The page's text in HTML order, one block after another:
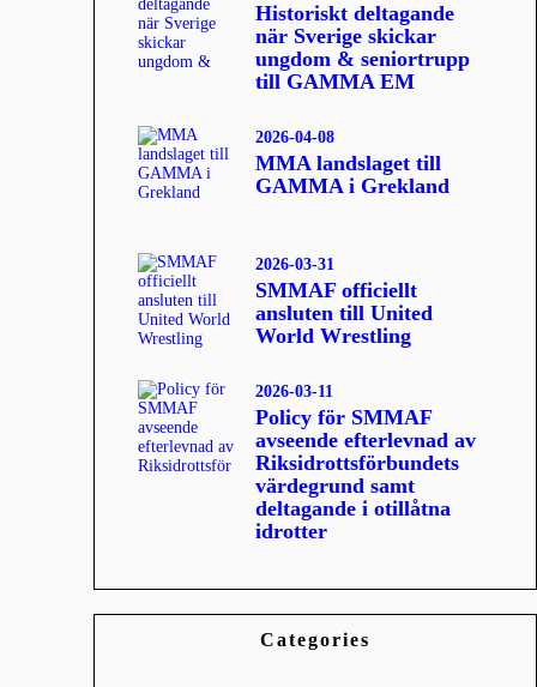
Historiskt deltagande
när Sverige skickar
ungdom & seniortrupp
till GAMMA EM
MMA landslaget till
GAMMA i Grekland
2026-04-08
SMMAF officiellt
ansluten till United
World Wrestling
2026-03-31
Policy för SMMAF
avseende efterlevnad av
Riksidrottsförbundets
värdegrund samt
deltagande i otillåtna
idrotter
2026-03-11
Categories